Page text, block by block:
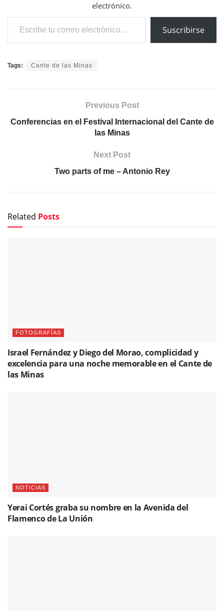
electrónico.
Escribe tu correo electrónico…
Suscribirse
Tags: Cante de las Minas
Previous Post
Conferencias en el Festival Internacional del Cante de
las Minas
Next Post
Two parts of me – Antonio Rey
Related Posts
FOTOGRAFÍAS
Israel Fernández y Diego del Morao, complicidad y
excelencia para una noche memorable en el Cante de
las Minas
NOTICIAS
Yerai Cortés graba su nombre en la Avenida del
Flamenco de La Unión